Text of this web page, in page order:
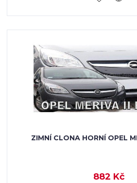
ZIMNÍ CLONA HORNÍ OPEL
882 Kč